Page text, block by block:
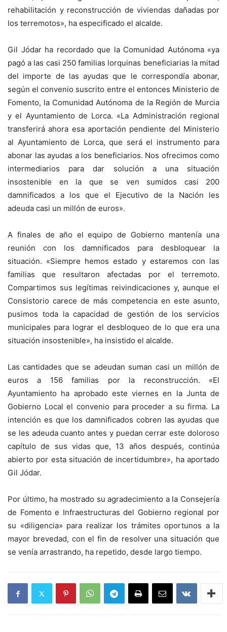
rehabilitación y reconstrucción de viviendas dañadas por
los terremotos», ha especificado el alcalde.
Gil Jódar ha recordado que la Comunidad Autónoma «ya
pagó a las casi 250 familias lorquinas beneficiarias la mitad
del importe de las ayudas que le correspondía abonar,
según el convenio suscrito entre el entonces Ministerio de
Fomento, la Comunidad Autónoma de la Región de Murcia
y el Ayuntamiento de Lorca. «La Administración regional
transferirá ahora esa aportación pendiente del Ministerio
al Ayuntamiento de Lorca, que será el instrumento para
abonar las ayudas a los beneficiarios. Nos ofrecimos como
intermediarios para dar solución a una situación
insostenible en la que se ven sumidos casi 200
damnificados a los que el Ejecutivo de la Nación les
adeuda casi un millón de euros».
A finales de año el equipo de Gobierno mantenía una
reunión con los damnificados para desbloquear la
situación. «Siempre hemos estado y estaremos con las
familias que resultaron afectadas por el terremoto.
Compartimos sus legítimas reivindicaciones y, aunque el
Consistorio carece de más competencia en este asunto,
pusimos toda la capacidad de gestión de los servicios
municipales para lograr el desbloqueo de lo que era una
situación insostenible», ha insistido el alcalde.
Las cantidades que se adeudan suman casi un millón de
euros a 156 familias por la reconstrucción. «El
Ayuntamiento ha aprobado este viernes en la Junta de
Gobierno Local el convenio para proceder a su firma. La
intención es que los damnificados cobren las ayudas que
se les adeuda cuanto antes y puedan cerrar este doloroso
capítulo de sus vidas que, 13 años después, continúa
abierto por esta situación de incertidumbre», ha aportado
Gil Jódar.
Por último, ha mostrado su agradecimiento a la Consejería
de Fomento e Infraestructuras del Gobierno regional por
su «diligencia» para realizar los trámites oportunos a la
mayor brevedad, con el fin de resolver una situación que
se venía arrastrando, ha repetido, desde largo tiempo.